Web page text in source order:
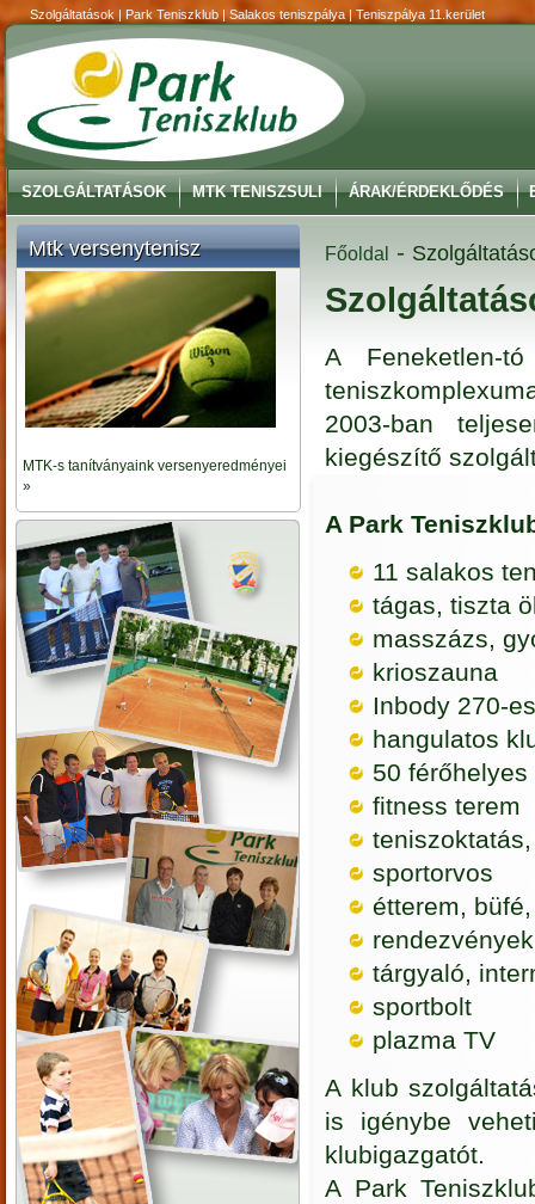
Szolgáltatások | Park Teniszklub | Salakos teniszpálya | Teniszpálya 11.kerület
SZOLGÁLTATÁSOK MTK TENISZSULI ÁRAK/ÉRDEKLŐDÉS
Mtk versenytenisz
MTK-s tanítványaink versenyeredményei
»
Főoldal -
A Feneketlen-
2003-ban
kiegészítő
A Park
11 salakos
tágas, tiszta
masszázs,
krioszauna
Inbody 270-
hangulatos
50
fitness terem
sportorvos
étterem,
tárgyaló,
sportbolt
plazma TV
A klub
is igénybe
klubigazgatót.
A Park